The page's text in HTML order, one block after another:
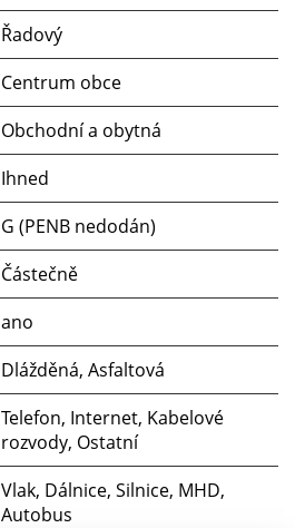
Řadový
Centrum obce
Obchodní a obytná
Ihned
G (PENB nedodán)
Částečně
ano
Dlážděná, Asfaltová
Telefon, Internet, Kabelové
rozvody, Ostatní
Vlak, Dálnice, Silnice, MHD,
Autobus